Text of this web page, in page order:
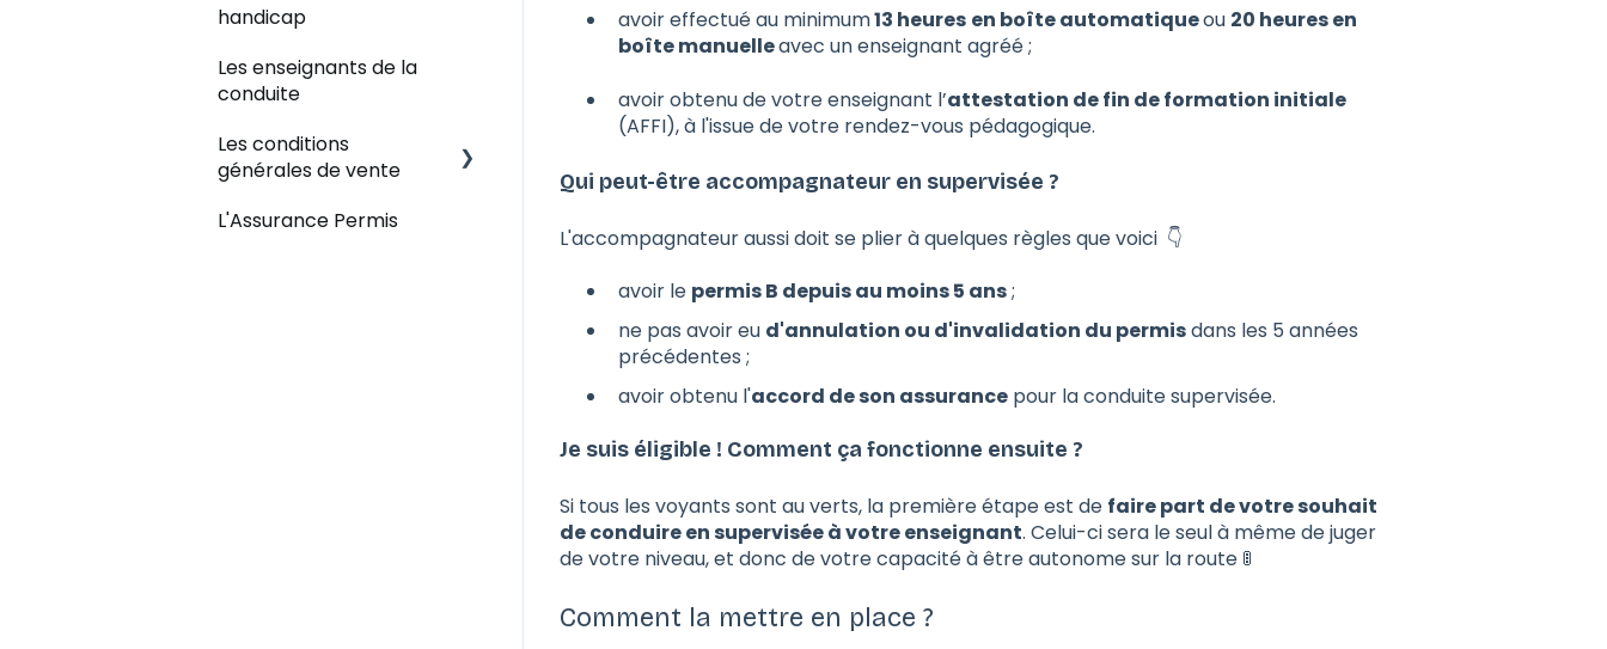
avoir effectué au minimum13 heures en boîte automatiqueou 20 heures en
boîte manuelleavec un enseignant agréé ;
avoir obtenu de votre enseignant l’attestation de fin de formation initiale
(AFFI), à l'issue de votre rendez-vous pédagogique.
Qui peut-être accompagnateur en supervisée ?
L'accompagnateur aussi doit se plier à quelques règles que voici 👇
avoir le permis B depuis au moins 5 ans;
ne pas avoir eu d'annulation ou d'invalidation du permisdans les 5 années
précédentes ;
avoir obtenu l'accord de son assurancepour la conduite supervisée.
Je suis éligible ! Comment ça fonctionne ensuite ?
Si tous les voyants sont au verts, la première étape est de faire part de votre souhait
de conduire en supervisée à votre enseignant. Celui-ci sera le seul à même de juger
de votre niveau, et donc de votre capacité à être autonome sur la route 🚦
Comment la mettre en place ?
conduire - Déroulement
Examen du permis de
conduire - Résultat
Et après l'examen
pratique ?
handicap
Les enseignants de la
conduite
Les conditions
générales de vente
Remboursement
L'Assurance Permis